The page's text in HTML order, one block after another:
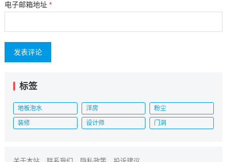
电子邮箱地址 *
标签
地板泡水 洋房 粉尘
装修 设计师 门洞